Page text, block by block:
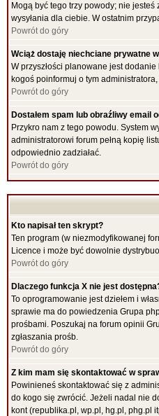
Mogą być tego trzy powody; nie jesteś
wysyłania dla ciebie. W ostatnim
Powrót do góry
Wciąż dostaję niechciane prywatne
W przyszłości planowane jest
kogoś poinformuj o tym
Powrót do góry
Dostałem spam lub obraźliwy email
Przykro nam z tego powodu. System
administratorowi forum pełną kopię
odpowiednio zadziałać.
Powrót do góry
Kto napisał ten skrypt?
Ten program (w niezmodyfikowanej
Licence i może być dowolnie
Powrót do góry
Dlaczego funkcja X nie jest
To oprogramowanie jest dziełem i
sprawie ma do powiedzenia Grupa
prośbami. Poszukaj na forum opinii
zgłaszania prośb.
Powrót do góry
Z kim mam się skontaktować w
Powinieneś skontaktować się z
do kogo się zwrócić. Jeżeli nadal nie
kont (republika.pl, wp.pl, hg.pl, phg.pl